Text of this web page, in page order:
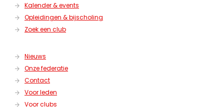
Kalender & events
Opleidingen & bijscholing
Zoek een club
Nieuws
Onze federatie
Contact
Voor leden
Voor clubs